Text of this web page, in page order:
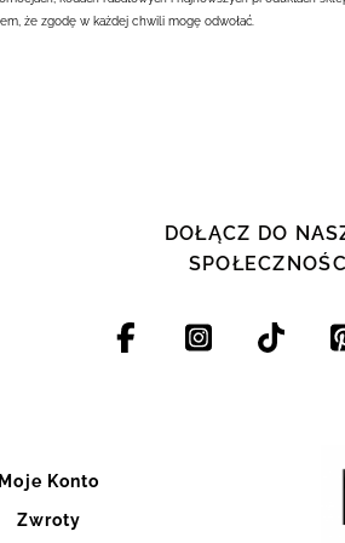
że zgodę w każdej chwili mogę odwołać.
DOŁĄCZ DO
Konto
Zwroty